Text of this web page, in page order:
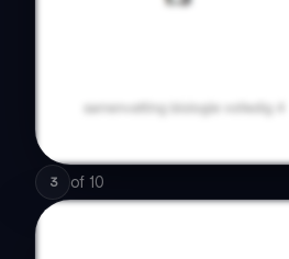
3 of 10